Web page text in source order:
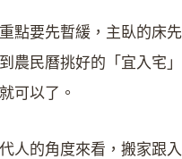
點要先暫緩，主臥的床
農民曆挑好的「宜入宅
可以了。
人的角度來看，搬家跟